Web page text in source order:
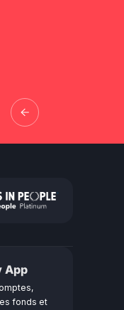
App
fonds et